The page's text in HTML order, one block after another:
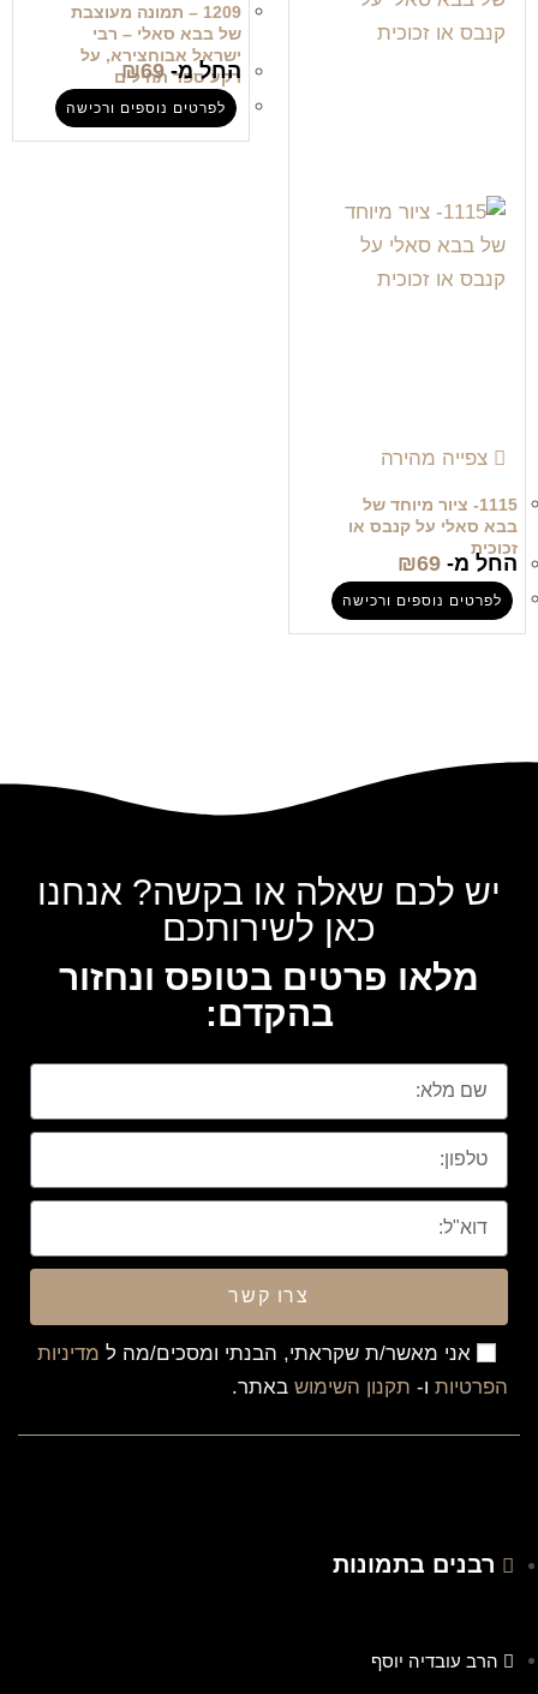
צפייה מהירה
1115- ציור מיוחד של
בבא סאלי על קנבס או
זכוכית
החל מ- ₪69
לפרטים נוספים ורכישה
1209 – תמונה מעוצבת
של בבא סאלי – רבי
ישראל אבוחצירא, על
רקע ספר תהילים
החל מ- ₪69
לפרטים נוספים ורכישה
יש לכם שאלה או בקשה? אנחנו
כאן לשירותכם
מלאו פרטים בטופס ונחזור
בהקדם:
אני מאשר/ת שקראתי, הבנתי ומסכים/מה ל מדיניות
הפרטיות ו- תקנון השימוש באתר.
צרו קשר
רבנים בתמונות
הרב עובדיה יוסף